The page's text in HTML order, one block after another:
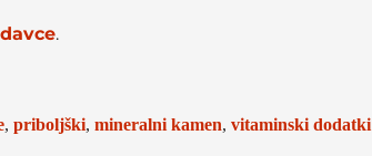
.
,priboljški,mineralni kamen,vitaminski dodatki